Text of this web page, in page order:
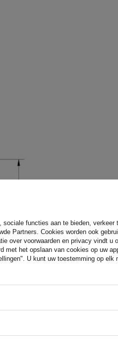
functies aan te bieden, verkeer
Partners. Cookies worden ook
over voorwaarden en privacy vindt u
met het opslaan van cookies op uw
U kunt uw toestemming op elk